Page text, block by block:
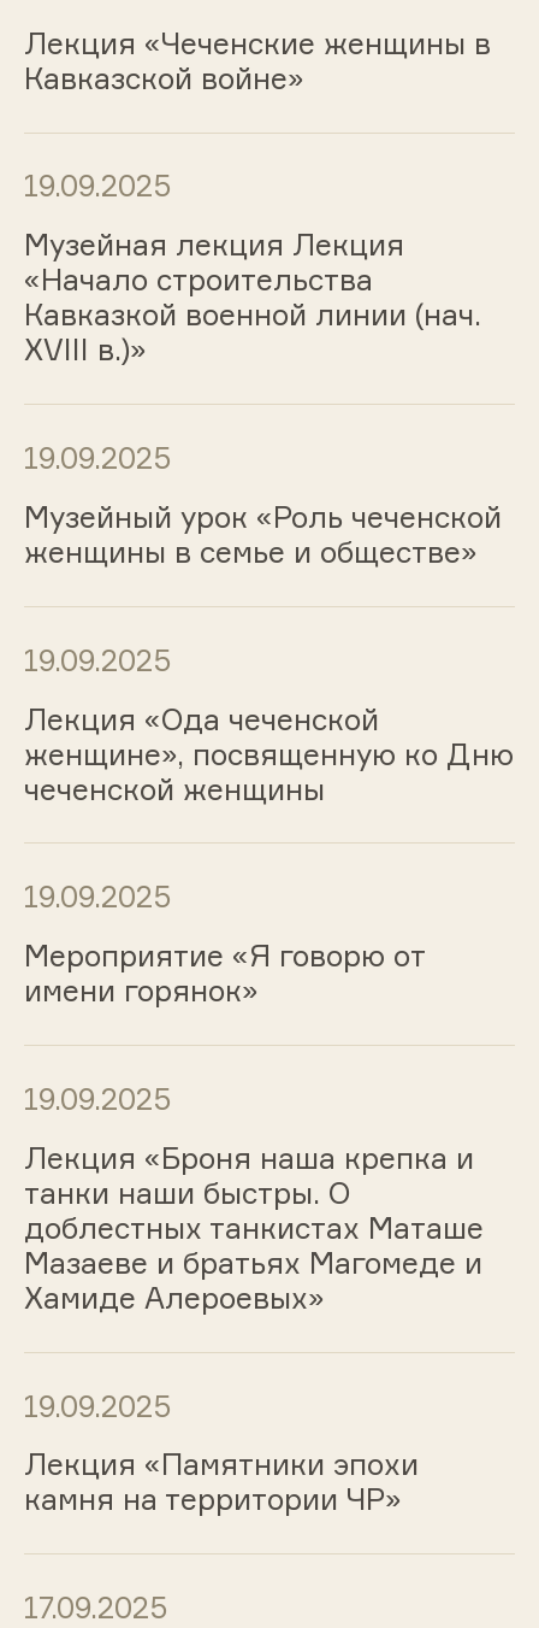
Лекция «Чеченские женщины в
Кавказской войне»
19.09.2025
Музейная лекция Лекция
«Начало строительства
Кавказкой военной линии (нач.
XVIII в.)»
19.09.2025
Музейный урок «Роль чеченской
женщины в семье и обществе»
19.09.2025
Лекция «Ода чеченской
женщине», посвященную ко Дню
чеченской женщины
19.09.2025
Мероприятие «Я говорю от
имени горянок»
19.09.2025
Лекция «Броня наша крепка и
танки наши быстры. О
доблестных танкистах Маташе
Мазаеве и братьях Магомеде и
Хамиде Алероевых»
19.09.2025
Лекция «Памятники эпохи
камня на территории ЧР»
17.09.2025